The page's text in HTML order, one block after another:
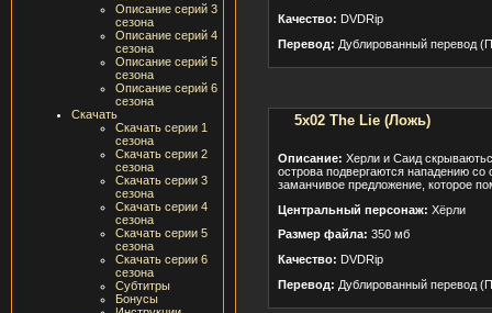
Описание серий 3
сезона
Описание серий 4
сезона
Описание серий 5
сезона
Описание серий 6
сезона
Скачать
Скачать серии 1
сезона
Скачать серии 2
сезона
Скачать серии 3
сезона
Скачать серии 4
сезона
Скачать серии 5
сезона
Скачать серии 6
сезона
Субтитры
Бонусы
Качество: DVDRip
Перевод: Дублированный перевод
5x02 The Lie (Ложь)
Описание: Херли и Саид
острова подвергаются нападению
заманчивое предложение, которое
Центральный персонаж: Хёрли
Размер файла: 350 мб
Качество: DVDRip
Перевод: Дублированный перевод